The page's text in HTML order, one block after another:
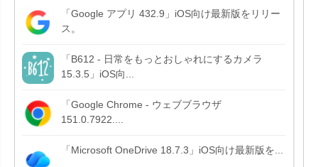
「Google アプリ 432.9」iOS向け最新版をリリー
ス。
「B612 - 日常をもっとおしゃれにするカメラ
15.3.5」iOS向...
「Google Chrome - ウェブブラウザ
151.0.7922....
「Microsoft OneDrive 18.7.3」iOS向け最新版を...